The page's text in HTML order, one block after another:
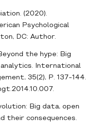
(2020).
Psychological
DC: Author.
the hype: Big
International
35(2), P. 137-144.
Big data, open
their consequences.